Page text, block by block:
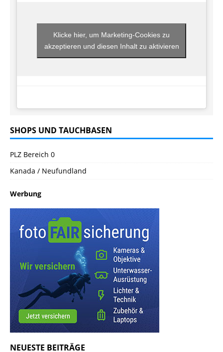
Klicke hier, um Marketing-Cookies zu
akzeptieren und diesen Inhalt zu aktivieren
SHOPS UND TAUCHBASEN
PLZ Bereich 0
Kanada / Neufundland
Werbung
NEUESTE BEITRÄGE